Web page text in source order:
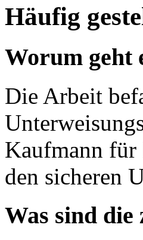
Häufig
Worum geht
Die Arbeit
Kaufmann für
den sicheren
Was sind